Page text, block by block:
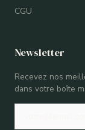
CGU
Newsletter
Recevez nos
dans votre boîte